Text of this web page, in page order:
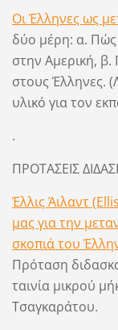
Οι Έλληνες ως
δύο μέρη: α. Πώς
στην Αμερική, β.
στους Έλληνες.
υλικό για τον
.
ΠΡΟΤΑΣΕΙΣ
Έλλις Άιλαντ
μας για την
σκοπιά του
Πρόταση
ταινία μικρού
Τσαγκαράτου.